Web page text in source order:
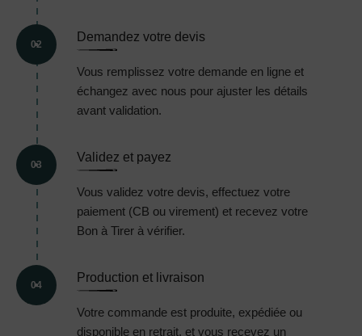
02
Demandez votre devis
Vous remplissez votre demande en ligne et
échangez avec nous pour ajuster les détails
avant validation.
03
Validez et payez
Vous validez votre devis, effectuez votre
paiement (CB ou virement) et recevez votre
Bon à Tirer à vérifier.
04
Production et livraison
Votre commande est produite, expédiée ou
disponible en retrait, et vous recevez un